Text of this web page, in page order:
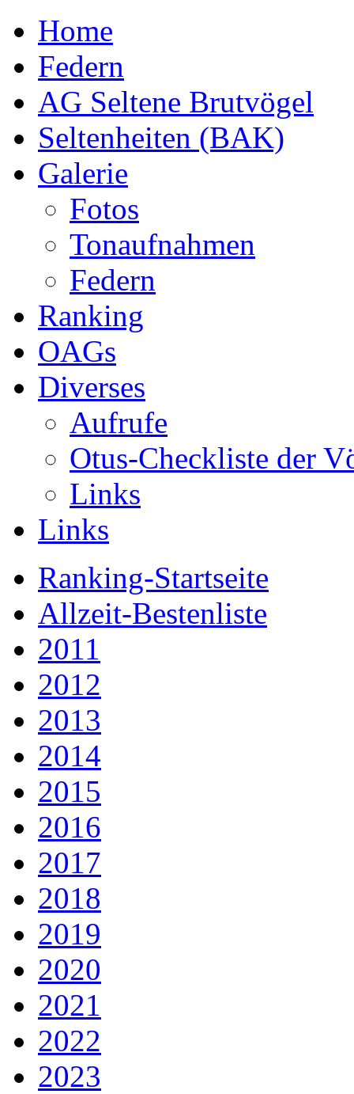
Home
Federn
AG Seltene Brutvögel
Seltenheiten (BAK)
Galerie
Fotos
Tonaufnahmen
Federn
Ranking
OAGs
Diverses
Aufrufe
Otus-Checkliste der
Links
Links
Ranking-Startseite
Allzeit-Bestenliste
2011
2012
2013
2014
2015
2016
2017
2018
2019
2020
2021
2022
2023